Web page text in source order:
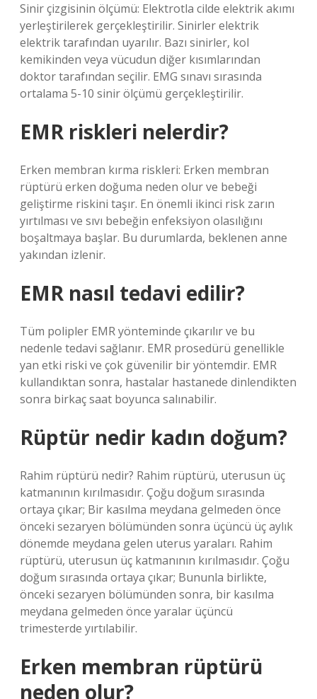
Sinir çizgisinin ölçümü: Elektrotla cilde elektrik akımı
yerleştirilerek gerçekleştirilir. Sinirler elektrik
elektrik tarafından uyarılır. Bazı sinirler, kol
kemikinden veya vücudun diğer kısımlarından
doktor tarafından seçilir. EMG sınavı sırasında
ortalama 5-10 sinir ölçümü gerçekleştirilir.
EMR riskleri nelerdir?
Erken membran kırma riskleri: Erken membran
rüptürü erken doğuma neden olur ve bebeği
geliştirme riskini taşır. En önemli ikinci risk zarın
yırtılması ve sıvı bebeğin enfeksiyon olasılığını
boşaltmaya başlar. Bu durumlarda, beklenen anne
yakından izlenir.
EMR nasıl tedavi edilir?
Tüm polipler EMR yönteminde çıkarılır ve bu
nedenle tedavi sağlanır. EMR prosedürü genellikle
yan etki riski ve çok güvenilir bir yöntemdir. EMR
kullandıktan sonra, hastalar hastanede dinlendikten
sonra birkaç saat boyunca salınabilir.
Rüptür nedir kadın doğum?
Rahim rüptürü nedir? Rahim rüptürü, uterusun üç
katmanının kırılmasıdır. Çoğu doğum sırasında
ortaya çıkar; Bir kasılma meydana gelmeden önce
önceki sezaryen bölümünden sonra üçüncü üç aylık
dönemde meydana gelen uterus yaraları. Rahim
rüptürü, uterusun üç katmanının kırılmasıdır. Çoğu
doğum sırasında ortaya çıkar; Bununla birlikte,
önceki sezaryen bölümünden sonra, bir kasılma
meydana gelmeden önce yaralar üçüncü
trimesterde yırtılabilir.
Erken membran rüptürü
neden olur?